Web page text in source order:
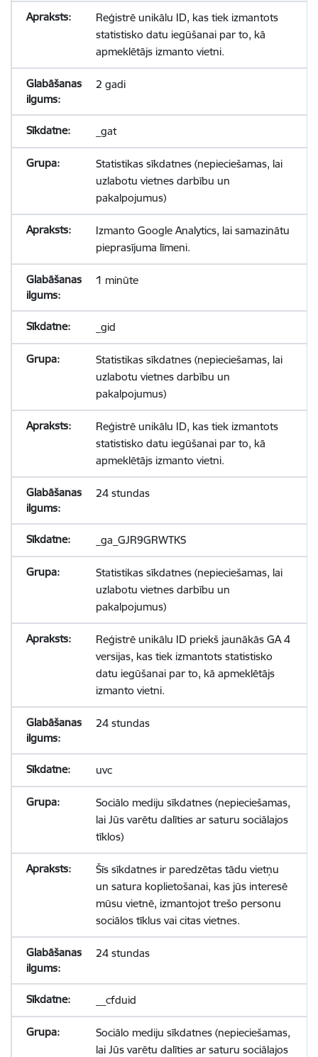
Reģistrē unikālu ID, kas tiek izmantots
statistisko datu iegūšanai par to, kā
apmeklētājs izmanto vietni.
2 gadi
_gat
Statistikas sīkdatnes (nepieciešamas, lai
uzlabotu vietnes darbību un
pakalpojumus)
Izmanto Google Analytics, lai samazinātu
pieprasījuma līmeni.
1 minūte
_gid
Statistikas sīkdatnes (nepieciešamas, lai
uzlabotu vietnes darbību un
pakalpojumus)
Reģistrē unikālu ID, kas tiek izmantots
statistisko datu iegūšanai par to, kā
apmeklētājs izmanto vietni.
24 stundas
_ga_GJR9GRWTKS
Statistikas sīkdatnes (nepieciešamas, lai
uzlabotu vietnes darbību un
pakalpojumus)
Reģistrē unikālu ID priekš jaunākās GA 4
versijas, kas tiek izmantots statistisko
datu iegūšanai par to, kā apmeklētājs
izmanto vietni.
24 stundas
uvc
Sociālo mediju sīkdatnes (nepieciešamas,
lai Jūs varētu dalīties ar saturu sociālajos
tīklos)
Šīs sīkdatnes ir paredzētas tādu vietņu
un satura koplietošanai, kas jūs interesē
mūsu vietnē, izmantojot trešo personu
sociālos tīklus vai citas vietnes.
24 stundas
__cfduid
Sociālo mediju sīkdatnes (nepieciešamas,
lai Jūs varētu dalīties ar saturu sociālajos